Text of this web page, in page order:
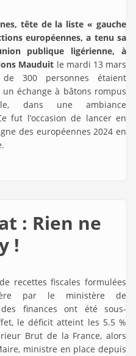
tête de la liste « gauche
européennes, a tenu sa
publique ligérienne, à
Mauduit le mardi 13 mars
300 personnes étaient
échange à bâtons rompus
dans une ambiance
fut l’occasion de lancer en
des européennes 2024 en
: Rien ne
!
recettes fiscales formulées
par le ministère de
des finances ont été sous-
le déficit atteint les 5.5 %
Brut de la France, alors
ministre en place depuis